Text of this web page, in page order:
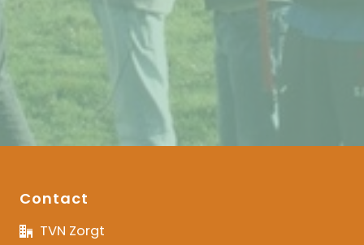
Contact
TVN Zorgt